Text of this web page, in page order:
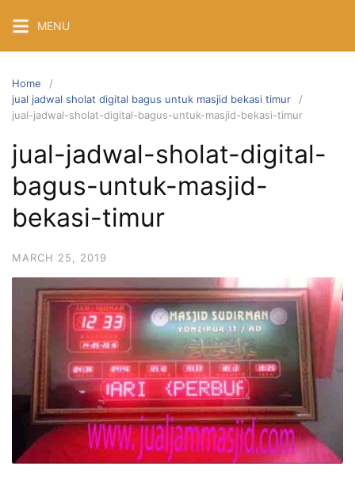
content
MENU
Home
jual jadwal sholat digital bagus untuk masjid bekasi timur
jual-jadwal-sholat-digital-bagus-untuk-masjid-bekasi-timur
jual-jadwal-sholat-digital-
bagus-untuk-masjid-
bekasi-timur
MARCH 25, 2019